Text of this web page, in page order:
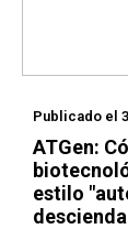
Publicado el
ATGen:
estilo